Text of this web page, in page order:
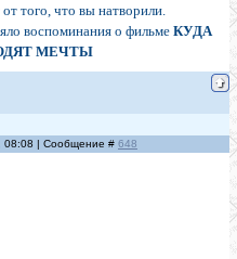
от того, что вы натворили.
воспоминания о фильме КУДА
МЕЧТЫ
08:08 | Сообщение # 648